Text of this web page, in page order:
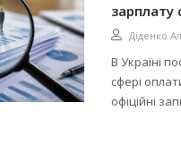
зарплату
Діденко
В Україні
сфері
офіційні